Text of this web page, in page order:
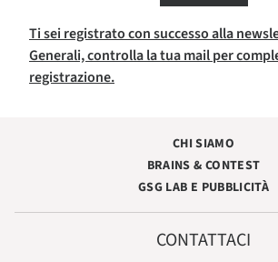
Ti sei registrato con successo alla
Generali, controlla la tua mail per
registrazione.
CHI SIAMO
BRAINS & CONTEST
GSG LAB E PUBBLICITÀ
CONTATTACI